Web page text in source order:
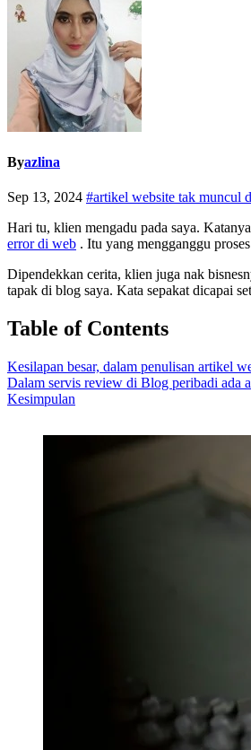
Byazlina
Sep 13, 2024 #artikel website tak muncul
Hari tu, klien mengadu pada saya.
error di web . Itu yang mengganggu
Dipendekkan cerita, klien juga nak
tapak di blog saya. Kata sepakat dicapai
Table of Contents
Kesilapan besar, dalam penulisan artikel
Dalam servis review di Blog peribadi ada
Kesimpulan